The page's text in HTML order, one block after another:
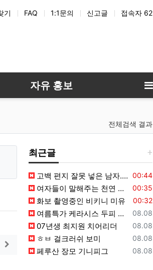
기 FAQ 1:1문의 신고글 접속자 62
자유 홍보
전체검색 결과
게시판에서 더보기
최근글
등록일
00:44
고백 편지 잘못 넣은 남자.manhwa
등록일
00:35
여자들이 말해주는 천연 해바라기
등록일
00:32
화보 촬영중인 비키니 미유
등록일
08.08
여름특가 케라시스 두피 쿨링 단백질 샴푸 980ml 3개
등록일
08.08
07년생 최지원 치어리더
등록일
08.08
ㅎㅂ 걸크러쉬 보미
등록일
08.08
페루산 장모 기니피그